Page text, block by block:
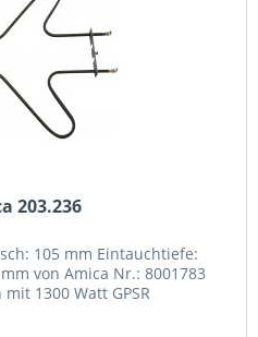
203.236
105 mm Eintauchtiefe:
von Amica Nr.: 8001783
1300 Watt GPSR